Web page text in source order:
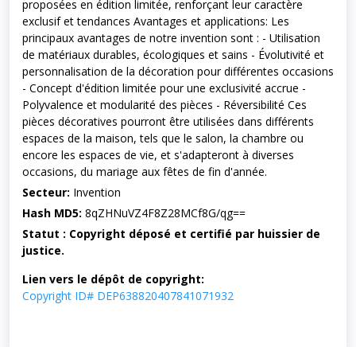
proposées en édition limitée, renforçant leur caractère
exclusif et tendances Avantages et applications: Les
principaux avantages de notre invention sont : - Utilisation
de matériaux durables, écologiques et sains - Évolutivité et
personnalisation de la décoration pour différentes occasions
- Concept d'édition limitée pour une exclusivité accrue -
Polyvalence et modularité des pièces - Réversibilité Ces
pièces décoratives pourront être utilisées dans différents
espaces de la maison, tels que le salon, la chambre ou
encore les espaces de vie, et s'adapteront à diverses
occasions, du mariage aux fêtes de fin d'année.
Secteur: Invention
Hash MD5: 8qZHNuVZ4F8Z28MCf8G/qg==
Statut : Copyright déposé et certifié par huissier de
justice.
Lien vers le dépôt de copyright:
Copyright ID# DEP638820407841071932